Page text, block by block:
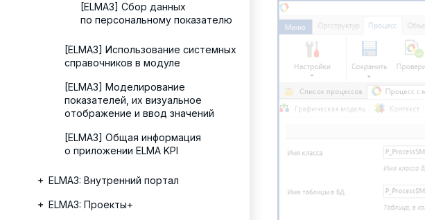
[ELMA3] Сбор данных
по персональному показателю
[ELMA3] Использование системных
справочников в модуле
[ELMA3] Моделирование
показателей, их визуальное
отображение и ввод значений
[ELMA3] Общая информация
о приложении ELMA KPI
ELMA3: Внутренний портал
ELMA3: Проекты+